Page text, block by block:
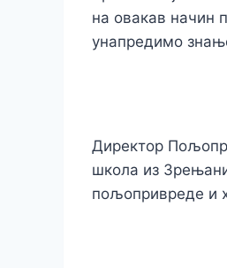
на овакав начин
унапредимо
Директор
школа из
пољопривреде и